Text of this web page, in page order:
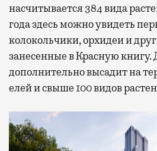
насчитывается 384 вида
года здесь можно увидеть
колокольчики, орхидеи и
занесенные в Красную книгу.
дополнительно высадит на
елей и свыше 100 видов